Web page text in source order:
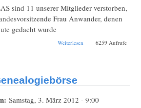
sind 11 unserer Mitglieder verstorben,
Frau Anwander, denen
gedacht wurde
Weiterlesen über Landesausschuss-
6259 Aufrufe
Samstag, 3. März 2012 - 9:00